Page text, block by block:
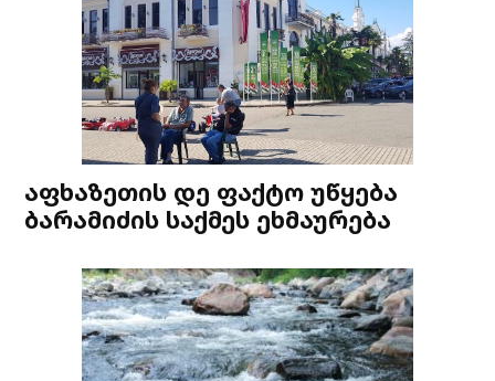
აფხაზეთის დე ფაქტო უწყება
ბარამიძის საქმეს ეხმაურება